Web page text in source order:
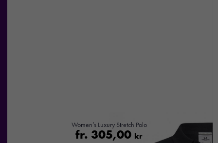
Women’s Luxury Stretch Polo
fr. 305,00 kr